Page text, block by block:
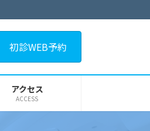
初診WEB予約
アクセス
ACCESS